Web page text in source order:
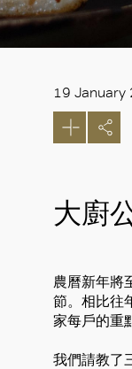
19 January
大廚
農曆新年將
節。相比往
家每戶的重
我們請教了